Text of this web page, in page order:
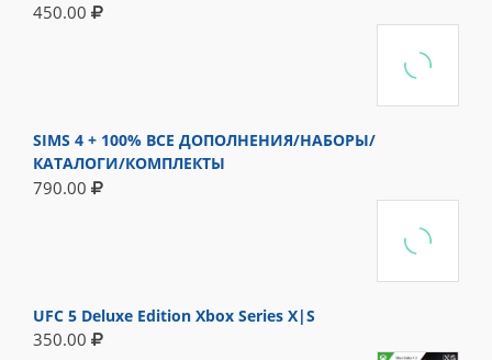
450.00
SIMS 4 + 100% ВСЕ ДОПОЛНЕНИЯ/НАБОРЫ/
КАТАЛОГИ/КОМПЛЕКТЫ
790.00
UFC 5 Deluxe Edition Xbox Series X|S
350.00